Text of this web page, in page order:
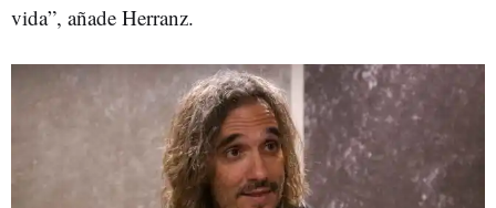
vida”, añade Herranz.